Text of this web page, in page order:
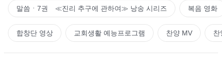
말씀ㆍ7권 ≪진리 추구에 관하여≫ 낭송 시리즈 복음 영화
합창단 영상 교회생활 예능프로그램 찬양 MV 찬